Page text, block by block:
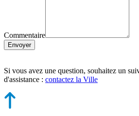
Commentaire
Envoyer
Si vous avez une question, souhaitez un
d'assistance : contactez la Ville